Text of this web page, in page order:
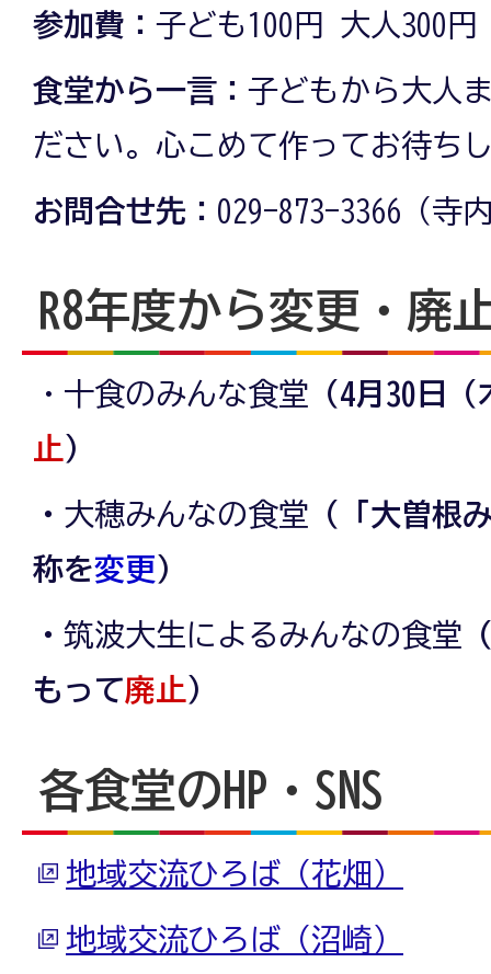
参加費： 子ども100円 大人300円
食堂から一言： 子どもから大人
ださい。心こめて作ってお待ち
お問合せ先： 029-873-3366（寺
R8年度から変更・廃
・十食のみんな食堂 （4月30日
止 ）
・ 大穂みんなの食堂 （「大曽根
称を変更）
・ 筑波大生によるみんなの食堂
もって廃止 ）
各食堂のHP・SNS
地域交流ひろば（花畑）
地域交流ひろば（沼崎）